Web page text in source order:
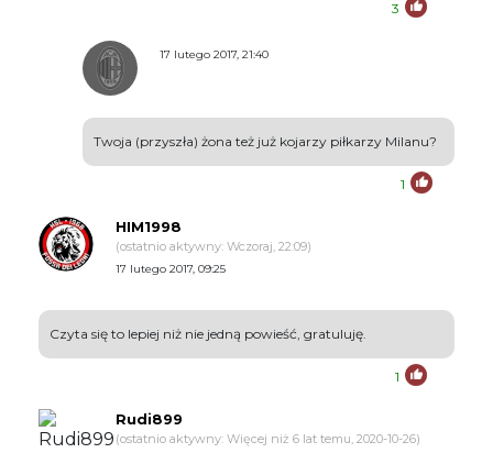
3
17 lutego 2017, 21:40
Twoja (przyszła) żona też już kojarzy piłkarzy Milanu?
1
HIM1998
(ostatnio aktywny: Wczoraj, 22:09)
17 lutego 2017, 09:25
Czyta się to lepiej niż nie jedną powieść, gratuluję.
1
Rudi899
(ostatnio aktywny: Więcej niż 6 lat temu, 2020-10-26)